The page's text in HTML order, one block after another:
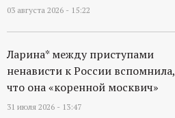
03 августа 2026 - 15:22
Ларина* между приступами
ненависти к России вспомнила,
что она «коренной москвич»
31 июля 2026 - 13:47